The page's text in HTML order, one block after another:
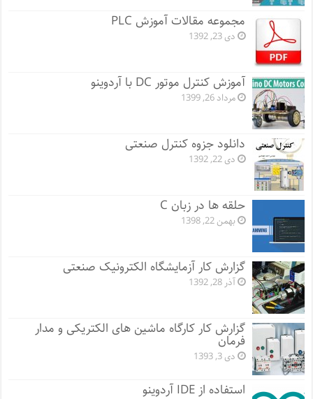
مجموعه مقالات آموزش PLC
دی 23, 1392
آموزش کنترل موتور DC با آردوینو
مرداد 26, 1399
دانلود جزوه کنترل صنعتی
دی 22, 1392
حلقه ها در زبان C
بهمن 22, 1398
گزارش کار آزمایشگاه الکترونیک صنعتی
آذر 28, 1392
گزارش کار کارگاه ماشین های الکتریکی و مدار
فرمان
دی 3, 1393
استفاده از IDE آردوینو